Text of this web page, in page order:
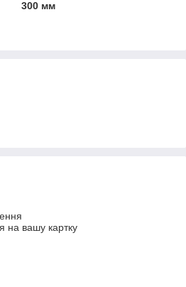
300 мм
на вашу картку